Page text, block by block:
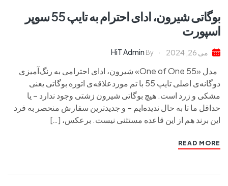
بوگاتی شیرون، ادای احترام به تایپ 55 سوپر
اسپورت
می 26, 2024 By
HiT Admin
مدل «55 One of One» شیرون، ادای احترامی به رنگ‌آمیزی
دوگانه‌ی اصلی تایپ 55 با تم موردعلاقه‌ی اتوره بوگاتی یعنی
مشکی و زرد است. هیچ بوگاتی شیرون زشتی وجود ندارد – یا
حداقل ما تا به حال ندیده‌ایم – و جدیدترین سفارش منحصر به فرد
این برند هم از این قاعده مستثنی نیست. برعکس، […]
READ MORE